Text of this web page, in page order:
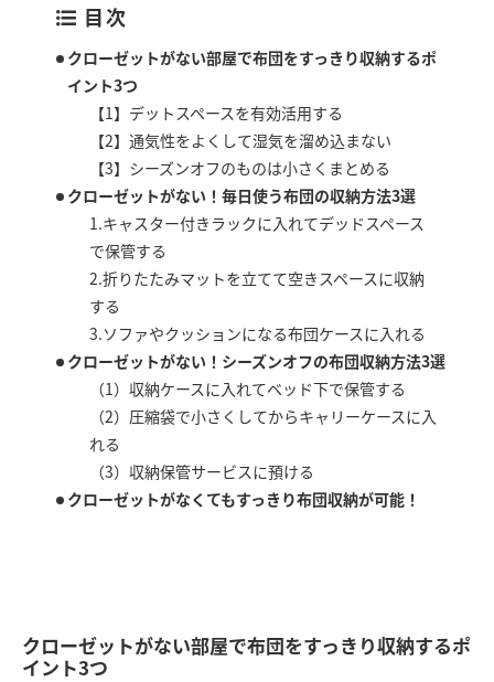
目次
クローゼットがない部屋で布団をすっきり収納するポ
イント3つ
【1】デットスペースを有効活用する
【2】通気性をよくして湿気を溜め込まない
【3】シーズンオフのものは小さくまとめる
クローゼットがない！毎日使う布団の収納方法3選
1.キャスター付きラックに入れてデッドスペース
で保管する
2.折りたたみマットを立てて空きスペースに収納
する
3.ソファやクッションになる布団ケースに入れる
クローゼットがない！シーズンオフの布団収納方法3選
（1）収納ケースに入れてベッド下で保管する
（2）圧縮袋で小さくしてからキャリーケースに入
れる
（3）収納保管サービスに預ける
クローゼットがなくてもすっきり布団収納が可能！
クローゼットがない部屋で布団をすっきり収納するポ
イント3つ